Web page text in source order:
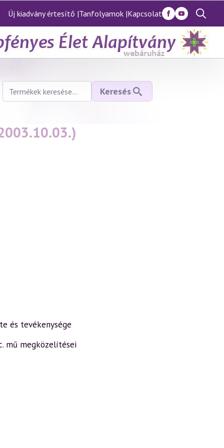
Új kiadvány értesítő |Tanfolyamok |Kapcsolat
Search
for:
Keresés
következőre:
Keresés
és tevékenysége
mű megközelítései